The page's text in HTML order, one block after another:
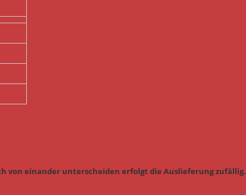
von einander unterscheiden erfolgt die Auslieferung zufällig.